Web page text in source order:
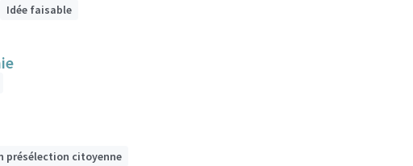
Idée faisable
présélection citoyenne